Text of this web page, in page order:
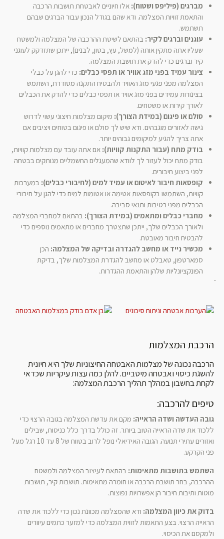
מברגים (פיליפס ושטוח): אלו חיוניים לאבטחת תושבות הרכבה
והתאמת זוויות המצלמה. ודא שהם בגודל הנכון עבור הברגים שבהם
תשתמש.
עוגנים וברגים לקיר: בהתאם לשיטת ההרכבה של המצלמה ולמשטח
שעליו אתה מתקין אותה (למשל, עץ, בטון, לבנים), ייתכן שתזדקק לעוגני
קיר וברגים כדי להדק את תושבת המצלמה.
צינור עמיד בפני מזג אוויר או תפסי כבלים: כדי להגן על כבלי
המצלמה מפני פגעי מזג האוויר ולהבטיח התקנה מסודרת, השתמש
בצינורות עמידים בפני מזג אוויר או תפסי כבלים כדי להדק את הכבלים
לאורך קירות או משטחים.
סולם או פיגום (במידת הצורך): מיקום מצלמות חיצוני עשוי לדרוש
גישה לאזורים מוגבהים. ודא שיש לך סולם או פיגום בטוחים ויציבים אם
אתה צריך להגיע למיקומים גבוהים יותר.
בודק מתח (עבור התקנות קוויות): אם אתה עובד עם מצלמות קוויות,
בודק מתח יכול לעזור לך לוודא שהמעגלים החשמליים מנותקים בבטחה
לפני ביצוע חיבורים.
קופסאות חיבור לאיטום או עמיד למים (לחיבורי כבלים): במערכות
קוויות, השתמשו בקופסאות אטימה או אטומות למים כדי להגן על חיבורי
הכבלים מפני רטיבות ותנאי סביבה.
מחברי כבלים ומתאמים (במידת הצורך): בהתאם למחברי המצלמה
ולאורך הכבלים שלך, ייתכן שתצטרך מחברים או מתאמים נוספים כדי
להבטיח חיבור מאובטח.
מכשיר נייד או מחשב להגדרה ובדיקה של המצלמה: הכן
סמארטפון, טאבלט או מחשב להגדרת המצלמות שלך, בדיקת
הפונקציונליות שלהן והתאמת ההגדרות.
הרכבת המצלמות
הרכבה נכונה של מצלמות האבטחה החיצוניות שלך היא חיונית
להשגת כיסוי ואבטחה מיטביים. להלן כמה עצות עיקריות שכדאי
לקחת בחשבון במהלך תהליך הרכבת המצלמה:
טיפים להרכבה:
גובה העדשה ושדה הראייה: מקם את עדשת המצלמה בגובה הרצוי כדי
ללכוד את שדה הראייה הטוב ביותר. זה כולל בדרך כלל כניסות, שבילים
ואזורים עתירי תנועה. הגובה האידיאלי נופל לרוב בטווח של 8 עד 10 רגל מעל
פני הקרקע.
השתמש בתושבות מתאימות: בהתאם לעיצוב המצלמה ולמשטח
ההרכבה, בחר תושבת הרכבה או חומרה מתאימות. תושבות קיר, תושבות
מוטות ותיבות חיבור הן אפשרויות נפוצות.
בדוק את כיוון המצלמה: ודא שהמצלמה מכוונת נכון כדי ללכוד את שדה
הראייה הרצוי. בצע התאמות לזווית המצלמה כדי למזער כתמים עיוורים
ולמקסם את הכיסוי.